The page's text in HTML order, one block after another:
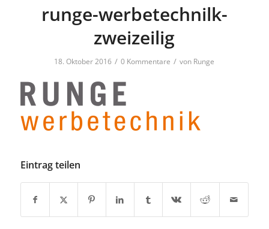
runge-werbetechnilk-
zweizeilig
18. Oktober 2016 / 0 Kommentare / von Runge
Eintrag teilen